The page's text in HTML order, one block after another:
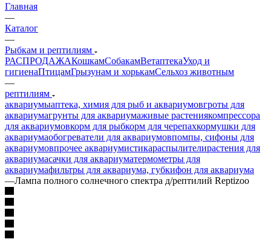
Главная
—
Каталог
—
Рыбкам и рептилиям
РАСПРОДАЖАКошкамСобакамВетаптекаУход и
гигиенаПтицамГрызунам и хорькамСельхоз животным
—
рептилиям
аквариумыаптека, химия для рыб и аквариумовгроты для
аквариумагрунты для аквариумаживые растениякомпрессора
для аквариумовкорм для рыбкорм для черепахкормушки для
аквариумаобогреватели для аквариумовпомпы, сифоны для
аквариумовпрочее аквариумистикараспылителирастения для
аквариумасачки для аквариуматермометры для
аквариумафильтры для аквариума, губкифон для аквариума
—Лампа полного солнечного спектра д/рептилий Reptizoo